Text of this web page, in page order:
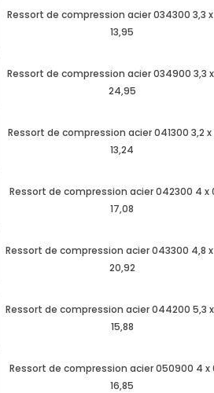
Ressort de compression acier 034300 3,3 x
13,95
Ressort de compression acier 034900 3,3
24,95
Ressort de compression acier 041300 3,2 x
13,24
Ressort de compression acier 042300 4 x
17,08
Ressort de compression acier 043300 4,8
20,92
Ressort de compression acier 044200 5,3
15,88
Ressort de compression acier 050900 4 x
16,85